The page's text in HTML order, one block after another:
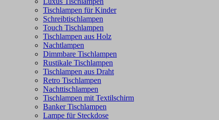
Tischlampen für Kinder
Schreibtischlampen
Touch Tischlampen
Tischlampen aus Holz
Nachtlampen
Dimmbare Tischlampen
Rustikale Tischlampen
Tischlampen aus Draht
Retro Tischlampen
Nachttischlampen
Tischlampen mit Textilschirm
Banker Tischlampen
Lampe für Steckdose